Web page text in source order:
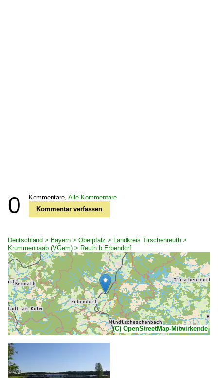
0 Kommentare, Alle Kommentare
Kommentar verfassen
Deutschland > Bayern > Oberpfalz > Landkreis Tirschenreuth >
Krummennaab (VGem) > Reuth b.Erbendorf
(C) OpenStreetMap-Mitwirkende